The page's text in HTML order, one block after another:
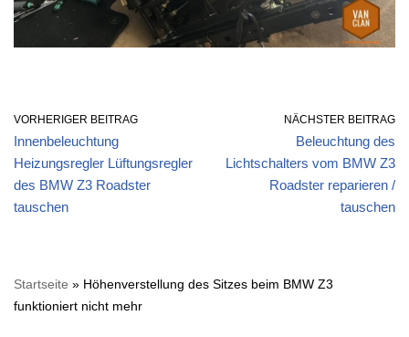
VORHERIGER BEITRAG
Innenbeleuchtung
Heizungsregler Lüftungsregler
des BMW Z3 Roadster
tauschen
NÄCHSTER BEITRAG
Beleuchtung des
Lichtschalters vom BMW Z3
Roadster reparieren /
tauschen
Startseite » Höhenverstellung des Sitzes beim BMW Z3
funktioniert nicht mehr